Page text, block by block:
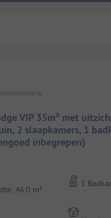
VIP 35m² met
2 slaapkamers, 1
inbegrepen)
46.0 m²
1